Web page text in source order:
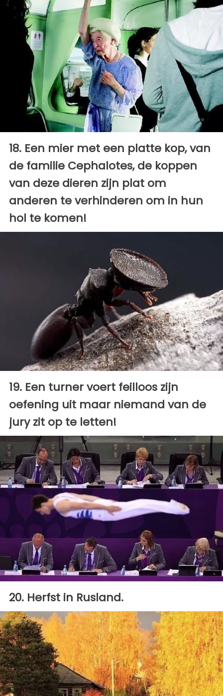
18. Een mier met een platte kop, van
de familie Cephalotes, de koppen
van deze dieren zijn plat om
anderen te verhinderen om in hun
hol te komen!
19. Een turner voert feilloos zijn
oefening uit maar niemand van de
jury zit op te letten!
20. Herfst in Rusland.